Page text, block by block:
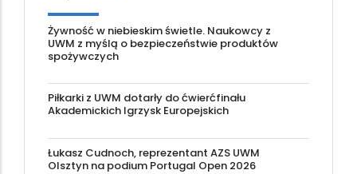
Żywność w niebieskim świetle. Naukowcy z
UWM z myślą o bezpieczeństwie produktów
spożywczych
Piłkarki z UWM dotarły do ćwierćfinału
Akademickich Igrzysk Europejskich
Łukasz Cudnoch, reprezentant AZS UWM
Olsztyn na podium Portugal Open 2026